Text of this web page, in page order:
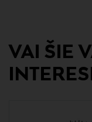
VAI ŠIE